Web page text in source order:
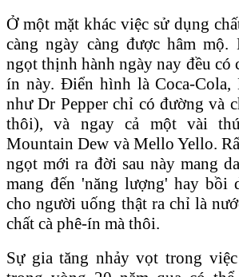
Ở một mặt khác việc sử dụng
càng ngày càng được hâm mộ.
ngọt thịnh hành ngày nay đều có
ín này. Ðiển hình là Coca-Cola,
như Dr Pepper chỉ có đường và
thôi), và ngay cả một vài
Mountain Dew và Mello Yello.
ngọt mới ra đời sau này mang
mang đến 'năng lượng' hay bồi
cho người uống thật ra chỉ là
chất cà phê-ín mà thôi.
Sự gia tăng nhảy vọt trong